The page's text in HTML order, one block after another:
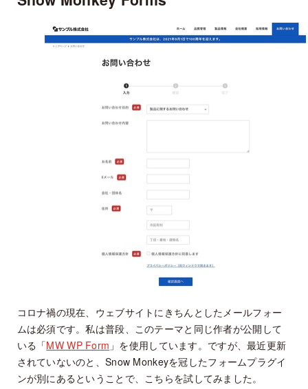
コロナ禍の現在、ウェブサイトにきちんとしたメールフォー
ムは必須です。私は普段、このテーマと同じ作者が公開して
いる「MW WP Form 」を使用しています。ですが、最近更新
されていないのと、Snow Monkeyを冠したフォームプラグイ
ンが別にあるということで、こちらを試してみました。